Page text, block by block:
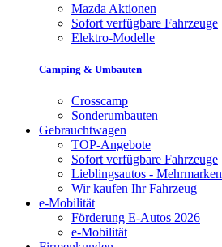
Mazda Aktionen
Sofort verfügbare Fahrzeuge
Elektro-Modelle
Camping & Umbauten
Crosscamp
Sonderumbauten
Gebrauchtwagen
TOP-Angebote
Sofort verfügbare Fahrzeuge
Lieblingsautos - Mehrmarken
Wir kaufen Ihr Fahrzeug
e-Mobilität
Förderung E-Autos 2026
e-Mobilität